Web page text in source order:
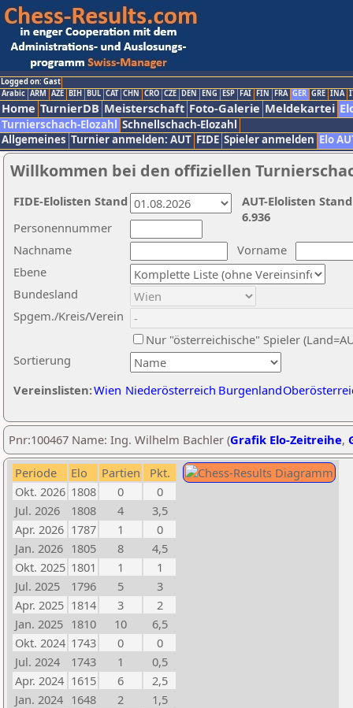
Logged on: Gast
Arabic ARM AZE BIH BUL CAT CHN CRO CZE DEN ENG ESP FAI FIN FRA GER GRE INA
Home TurnierDB Meisterschaft Foto-Galerie Meldekartei
Turnierschach-Elozahl Schnellschach-Elozahl
Allgemeines Turnier anmelden: AUT FIDE Spieler anmelden Elo
Willkommen bei den offiziellen
Nachname
Vorname
Ebene
Sortierung
Personennummer
Bundesland
Spgem./Kreis/Verein
Nur "österreichische" Spieler
Vereinslisten:Wien Niederösterreich Burgenland
AUT-Elolisten
6.936
FIDE-Elolisten Stand
Pnr:100467 Name: Ing. Wilhelm Bachler (Grafik Elo-Zeitreihe,
Periode Elo Partien
Pkt.
Okt. 2026 1808 0
0
Jul. 2026
1808 4
3,5
Apr. 2026 1787 1
0
Jan. 2026 1805 8
4,5
Okt. 2025 1801 1
1
Jul. 2025
1796 5
3
Apr. 2025 1814 3
2
Jan. 2025 1810 10
6,5
Okt. 2024 1743 0
0
Jul. 2024
1743 1
0,5
Apr. 2024 1615 6
2,5
Jan. 2024 1648 2
1,5